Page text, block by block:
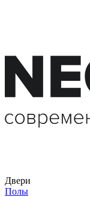
Двери
Полы